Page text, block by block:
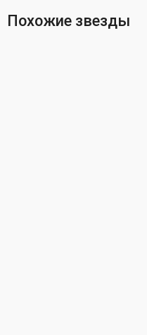
Похожие звезды